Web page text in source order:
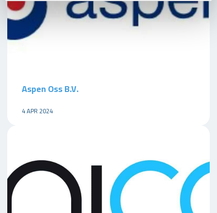
Aspen Oss B.V.
4 APR 2024